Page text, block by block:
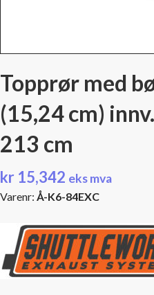
Topprør med
(15,24 cm)
213 cm
kr 15,342 eks mva
Varenr: Å-K6-84EXC